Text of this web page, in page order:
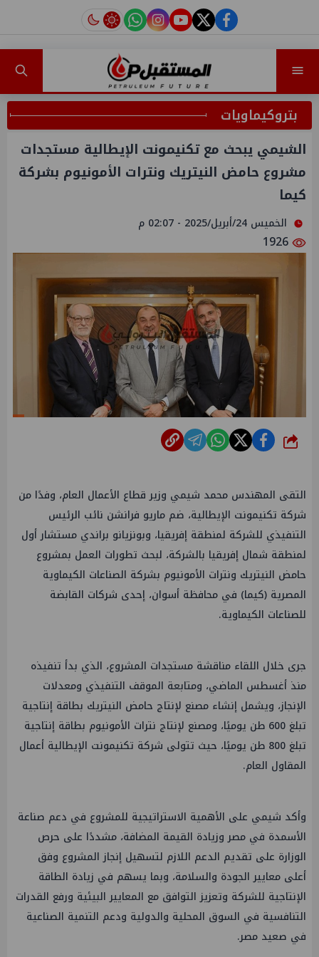
facebook
twitter
youtube
instagram
tiktok
بتروكيماويات
الشيمي يبحث مع تكنيمونت الإيطالية مستجدات
مشروع حامض النيتريك ونترات الأمونيوم بشركة
كيما
الخميس 24/أبريل/2025 - 02:07 م
شارك
التقى المهندس محمد شيمي وزير قطاع الأعمال العام، وفدًا من
شركة تكنيمونت الإيطالية، ضم ماريو فرانشن نائب الرئيس
التنفيذي للشركة لمنطقة إفريقيا، وبونزيانو براندي مستشار أول
لمنطقة شمال إفريقيا بالشركة، لبحث تطورات العمل بمشروع
حامض النيتريك ونترات الأمونيوم بشركة الصناعات الكيماوية
المصرية (كيما) في محافظة أسوان، إحدى شركات القابضة
للصناعات الكيماوية.
جرى خلال اللقاء مناقشة مستجدات المشروع، الذي بدأ تنفيذه
منذ أغسطس الماضي، ومتابعة الموقف التنفيذي ومعدلات
الإنجاز، ويشمل إنشاء مصنع لإنتاج حامض النيتريك بطاقة إنتاجية
تبلغ 600 طن يوميًا، ومصنع لإنتاج نترات الأمونيوم بطاقة إنتاجية
تبلغ 800 طن يوميًا، حيث تتولى شركة تكنيمونت الإيطالية أعمال
المقاول العام.
وأكد شيمي على الأهمية الاستراتيجية للمشروع في دعم صناعة
الأسمدة في مصر وزيادة القيمة المضافة، مشددًا على حرص
الوزارة على تقديم الدعم اللازم لتسهيل إنجاز المشروع وفق
أعلى معايير الجودة والسلامة، وبما يسهم في زيادة الطاقة
الإنتاجية للشركة وتعزيز التوافق مع المعايير البيئية ورفع القدرات
التنافسية في السوق المحلية والدولية ودعم التنمية الصناعية
في صعيد مصر.